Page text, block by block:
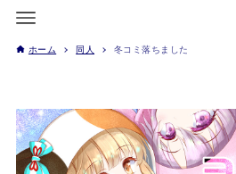
ホーム 同人 冬コミ落ちました